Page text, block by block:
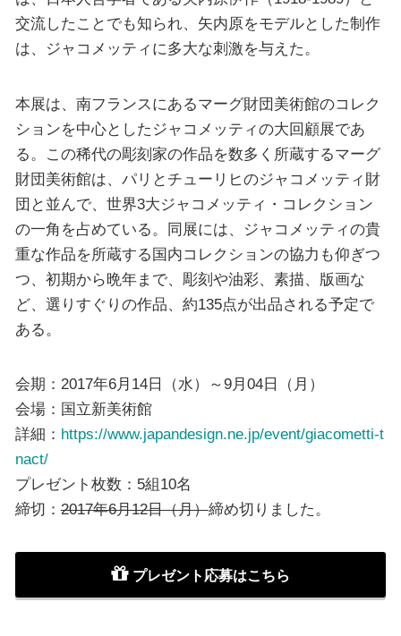
交流したことでも知られ、矢内原をモデルとした制作
は、ジャコメッティに多大な刺激を与えた。
本展は、南フランスにあるマーグ財団美術館のコレク
ションを中心としたジャコメッティの大回顧展であ
る。この稀代の彫刻家の作品を数多く所蔵するマーグ
財団美術館は、パリとチューリヒのジャコメッティ財
団と並んで、世界3大ジャコメッティ・コレクション
の一角を占めている。同展には、ジャコメッティの貴
重な作品を所蔵する国内コレクションの協力も仰ぎつ
つ、初期から晩年まで、彫刻や油彩、素描、版画な
ど、選りすぐりの作品、約135点が出品される予定で
ある。
会期：2017年6月14日（水）～9月04日（月）
会場：国立新美術館
詳細： https://www.japandesign.ne.jp/event/giacometti-t
nact/
プレゼント枚数：5組10名
締切：2017年6月12日（月）締め切りました。
プレゼント応募はこちら